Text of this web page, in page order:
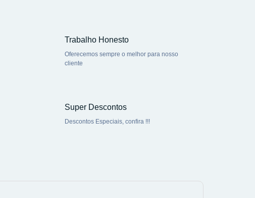
Trabalho Honesto
Oferecemos sempre o melhor para nosso
cliente
Super Descontos
Descontos Especiais, confira !!!